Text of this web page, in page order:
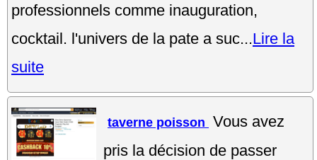
professionnels comme inauguration,
cocktail. l'univers de la pate a suc...Lire la
suite
taverne poisson Vous avez
pris la décision de passer